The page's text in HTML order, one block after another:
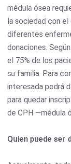
médula ósea
la sociedad con
diferentes
donaciones.
el 75% de los
su familia. Para
interesada podrá
para quedar
de CPH —médula
Quien puede ser